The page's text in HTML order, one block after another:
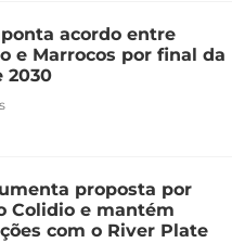
acordo entre
e Marrocos por final da
2030
proposta por
Colidio e mantém
com o River Plate